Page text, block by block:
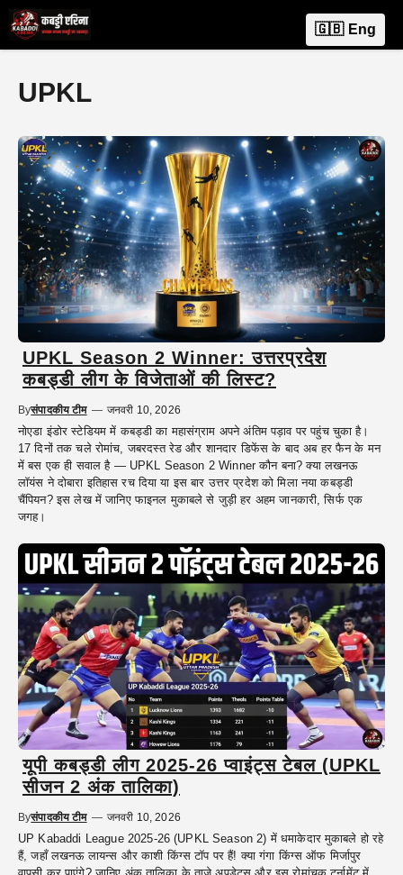
Skip
to
content
🇬🇧 Eng
UPKL
UPKL Season 2 Winner: उत्तरप्रदेश
कबड्डी लीग के विजेताओं की लिस्ट?
Byसंपादकीय टीम — जनवरी 10, 2026
नोएडा इंडोर स्टेडियम में कबड्डी का महासंग्राम अपने अंतिम पड़ाव पर पहुंच चुका है।
17 दिनों तक चले रोमांच, जबरदस्त रेड और शानदार डिफेंस के बाद अब हर फैन के मन
में बस एक ही सवाल है — UPKL Season 2 Winner कौन बना? क्या लखनऊ
लॉयंस ने दोबारा इतिहास रच दिया या इस बार उत्तर प्रदेश को मिला नया कबड्डी
चैंपियन? इस लेख में जानिए फाइनल मुकाबले से जुड़ी हर अहम जानकारी, सिर्फ एक
जगह।
यूपी कबड्डी लीग 2025-26 प्वाइंट्स टेबल (UPKL
सीजन 2 अंक तालिका)
Byसंपादकीय टीम — जनवरी 10, 2026
UP Kabaddi League 2025-26 (UPKL Season 2) में धमाकेदार मुकाबले हो रहे
हैं, जहाँ लखनऊ लायन्स और काशी किंग्स टॉप पर हैं! क्या गंगा किंग्स ऑफ मिर्जापुर